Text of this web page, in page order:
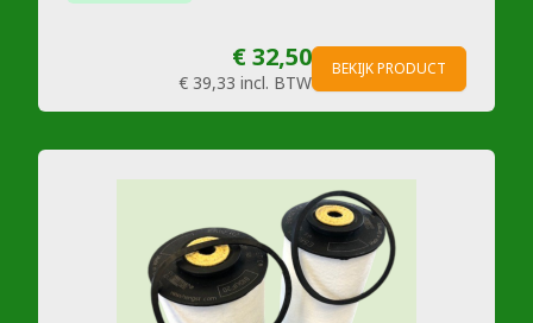
€ 32,50
€ 39,33 incl. BTW
BEKIJK PRODUCT